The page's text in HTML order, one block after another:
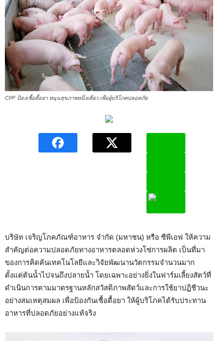
CPF ป้องเชื้อดื้อยา หนุนสุขภาพหนึ่งเดียว เพื่อผู้บริโภคปลอดภัย
บริษัท เจริญโภคภัณฑ์อาหาร จำกัด (มหาชน) หรือ ซีพีเอฟ ให้ความ
สำคัญต่อความปลอดภัยทางอาหารตลอดห่วงโซ่การผลิต เป็นที่มา
ของการคิดค้นเทคโนโลยีและวิจัยพัฒนานวัตกรรมจำนวนมาก
ตั้งแต่ต้นน้ำไปจนถึงปลายน้ำ โดยเฉพาะอย่างยิ่งในฟาร์มเลี้ยงสัตว์ที่
ดำเนินการตามมาตรฐานหลักสวัสดิภาพสัตว์และการใช้ยาปฏิชีวนะ
อย่างสมเหตุสมผล เพื่อป้องกันเชื้อดื้อยา ให้ผู้บริโภคได้รับประทาน
อาหารที่ปลอดภัยอย่างแท้จริง